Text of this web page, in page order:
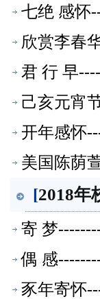
七绝 感怀
欣赏李春
君 行 早
己亥元宵
开年感怀
美国陈荫
[2018年
寄 梦
偶 感
豕年寄怀